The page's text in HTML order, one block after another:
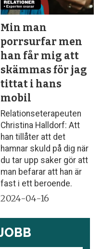
Min man
porrsurfar men
han får mig att
skämmas för jag
tittat i hans
mobil
Relationseterapeuten
Christina Halldorf: Att
han tillåter att det
hamnar skuld på dig när
du tar upp saker gör att
man befarar att han är
fast i ett beroende.
2024-04-16